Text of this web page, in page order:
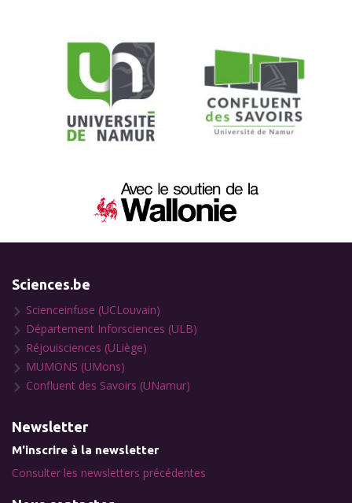
Sciences.be
Scienceinfuse (UCLouvain)
Département Inforsciences (ULB)
Réjouisciences (ULiège)
MUMONS (UMons)
Confluent des Savoirs (UNamur)
Newsletter
M'inscrire à la newsletter
Consulter les newsletters précédentes